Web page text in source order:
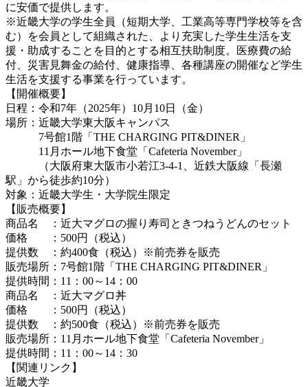
に安価で提供します。
※近畿大学の学生全員（短期大学、工業高等専門学校等を含
む）を会員として組織された、より充実した学生生活を支
援・助成することを目的とする相互扶助制度。医療費の給
付、災害見舞金の給付、健康指導、各種講座の開催など学生
生活を支援する事業を行っています。
【開催概要】
日程：令和7年（2025年）10月10日（金）
場所：近畿大学東大阪キャンパス
7号館1階「THE CHARGING PIT&DINER」
11月ホール地下食堂「Cafeteria November」
（大阪府東大阪市小若江3-4-1、近鉄大阪線「長瀬
駅」から徒歩約10分）
対象：近畿大学生・大学院生限定
【販売概要】
商品名 ：近大マグロの握り寿司ときつねうどんのセット
価格 ：500円（税込）
提供数 ：約400食（税込）※前売券を販売
販売場所：7号館1階「THE CHARGING PIT&DINER」
提供時間：11：00～14：00
商品名 ：近大マグロ丼
価格 ：500円（税込）
提供数 ：約500食（税込）※前売券を販売
販売場所：11月ホール地下食堂「Cafeteria November」
提供時間：11：00～14：30
【関連リンク】
近畿大学